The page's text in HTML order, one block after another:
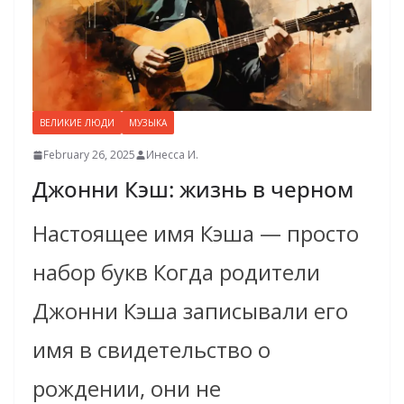
ВЕЛИКИЕ ЛЮДИ МУЗЫКА
February 26, 2025 Инесса И.
Джонни Кэш: жизнь в черном
Настоящее имя Кэша — просто
набор букв Когда родители
Джонни Кэша записывали его
имя в свидетельство о
рождении, они не